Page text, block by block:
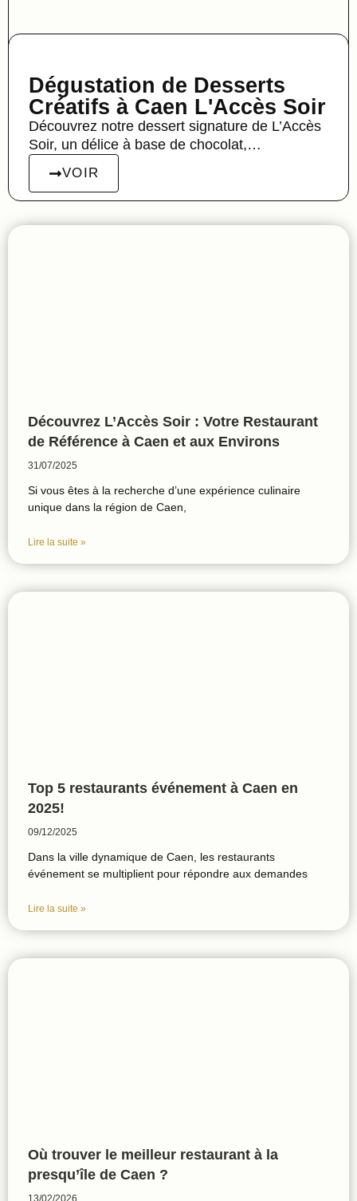
Dégustation de Desserts
Créatifs à Caen L'Accès Soir
Découvrez notre dessert signature de L’Accès
Soir, un délice à base de chocolat,…
VOIR
Découvrez L’Accès Soir : Votre Restaurant
de Référence à Caen et aux Environs
31/07/2025
Si vous êtes à la recherche d’une expérience culinaire
unique dans la région de Caen,
Lire la suite »
Top 5 restaurants événement à Caen en
2025!
09/12/2025
Dans la ville dynamique de Caen, les restaurants
événement se multiplient pour répondre aux demandes
Lire la suite »
Où trouver le meilleur restaurant à la
presqu’île de Caen ?
13/02/2026